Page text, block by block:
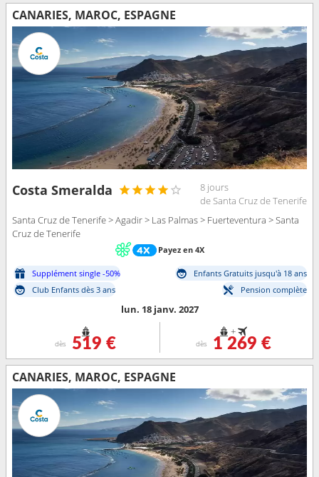
CANARIES, MAROC, ESPAGNE
Costa Smeralda
8 jours
de Santa Cruz de Tenerife
Santa Cruz de Tenerife > Agadir > Las Palmas > Fuerteventura > Santa
Cruz de Tenerife
Payez en 4X
Supplément single -50%
Enfants Gratuits jusqu'à 18 ans
Club Enfants dès 3 ans
Pension complète
lun. 18 janv. 2027
dès 519 €
+
dès 1 269 €
CANARIES, MAROC, ESPAGNE